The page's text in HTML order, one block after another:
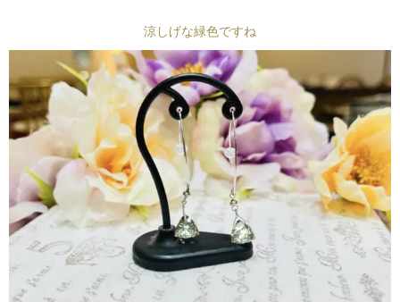
涼しげな緑色ですね